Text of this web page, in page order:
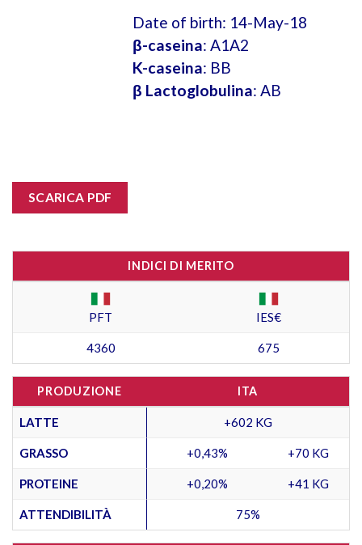
Date of birth: 14-May-18
β-caseina: A1A2
K-caseina: BB
β Lactoglobulina: AB
SCARICA PDF
INDICI DI MERITO
PFT IES€
4360 675
PRODUZIONE ITA
LATTE +602 KG
GRASSO +0,43% +70 KG
PROTEINE +0,20% +41 KG
ATTENDIBILITÀ 75%